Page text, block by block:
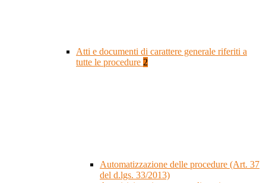
Atti e documenti di carattere generale riferiti a
tutte le procedure 2
Automatizzazione delle procedure (Art. 37
del d.lgs. 33/2013)